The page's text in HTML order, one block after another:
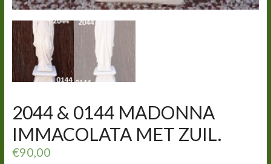
2044 & 0144 MADONNA
IMMACOLATA MET ZUIL.
€90,00